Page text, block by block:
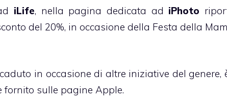
iLife, nella pagina dedicata ad iPhoto
del 20%, in occasione della Festa della
in occasione di altre iniziative del genere,
fornito sulle pagine Apple.